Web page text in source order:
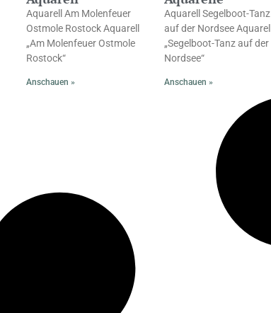
Aquarell Am Molenfeuer
Ostmole Rostock Aquarell
„Am Molenfeuer Ostmole
Rostock“
Anschauen »
Aquarell Segelboot-Tanz
auf der Nordsee Aquarell
„Segelboot-Tanz auf der
Nordsee“
Anschauen »